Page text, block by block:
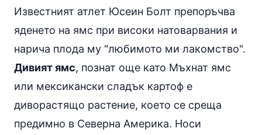
Известният атлет Юсеин Болт препоръчва
яденето на ямс при високи натоварвания и
нарича плода му "любимото ми лакомство".
Дивият ямс, познат още като Мъхнат ямс
или мексикански сладък картоф е
диворастящо растение, което се среща
предимно в Северна Америка. Носи